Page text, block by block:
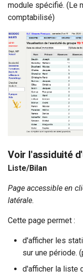
module spécifié. (Le
comptabilisé)
Voir l'assiduité
Liste/Bilan
Page accessible en
latérale.
Cette page permet :
d'afficher les
sur une période.
d'afficher la liste